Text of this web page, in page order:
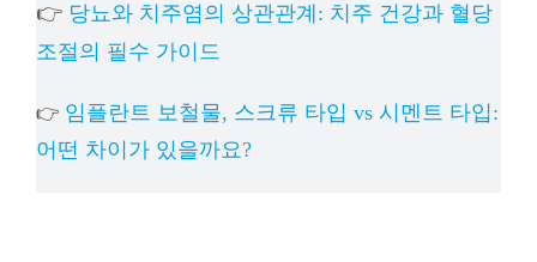
👉 당뇨와 치주염의 상관관계: 치주 건강과 혈당
조절의 필수 가이드
👉 임플란트 보철물, 스크류 타입 vs 시멘트 타입:
어떤 차이가 있을까요?